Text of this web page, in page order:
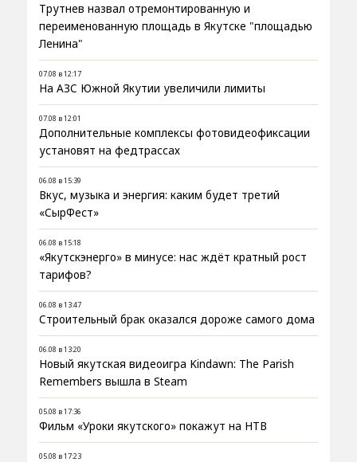
Трутнев назвал отремонтированную и
переименованную площадь в Якутске "площадью
Ленина"
07.08 в 12:17
На АЗС Южной Якутии увеличили лимиты
07.08 в 12:01
Дополнительные комплексы фотовидеофиксации
установят на федтрассах
06.08 в 15:39
Вкус, музыка и энергия: каким будет третий
«СырФест»
06.08 в 15:18
«Якутскэнерго» в минусе: нас ждёт кратный рост
тарифов?
06.08 в 13:47
Строительный брак оказался дороже самого дома
06.08 в 13:20
Новый якутская видеоигра Kindawn: The Parish
Remembers вышла в Steam
05.08 в 17:36
Фильм «Уроки якутского» покажут на НТВ
05.08 в 17:23